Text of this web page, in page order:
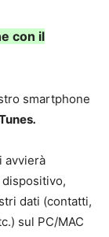
con il
smartphone
.
avvierà
dati (contatti,
sul PC/MAC